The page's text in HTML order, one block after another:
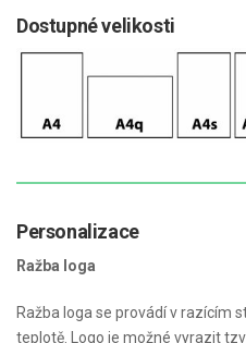
Dostupné velikosti
Personalizace
Ražba loga
Ražba loga se provádí v razícím
teplotě. Logo je možné vyrazit